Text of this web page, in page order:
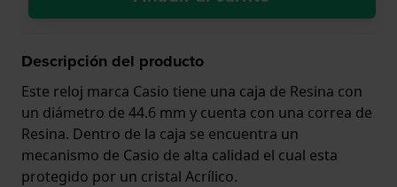
Descripción del producto
Este reloj marca Casio tiene una caja de Resina con
un diámetro de 44.6 mm y cuenta con una correa de
Resina. Dentro de la caja se encuentra un
mecanismo de Casio de alta calidad el cual esta
protegido por un cristal Acrílico.